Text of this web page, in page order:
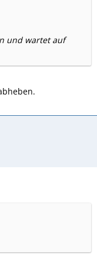
und wartet auf